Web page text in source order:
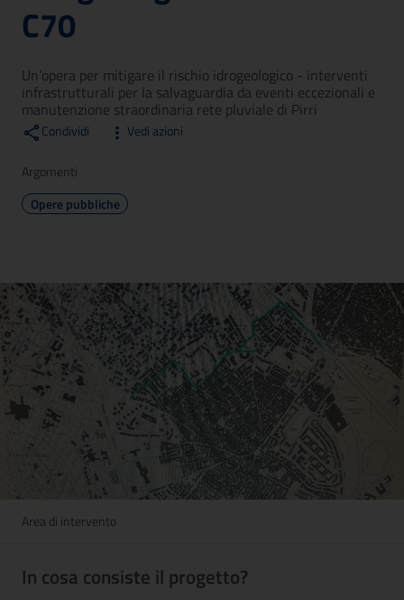
C70
Un’opera per mitigare il rischio idrogeologico - interventi
infrastrutturali per la salvaguardia da eventi eccezionali e
manutenzione straordinaria rete pluviale di Pirri
Condividi Vedi azioni
Argomenti
Opere pubbliche
Area di intervento
In cosa consiste il progetto?